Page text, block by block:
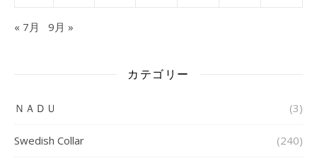
« 7月 9月 »
カテゴリー
ＮＡＤＵ (3)
Swedish Collar (240)